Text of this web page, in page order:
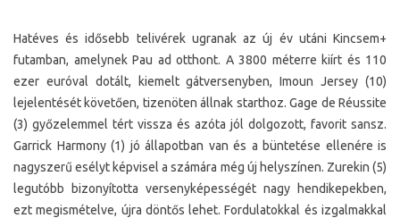
Hatéves és idősebb telivérek ugranak az új év utáni Kincsem+
futamban, amelynek Pau ad otthont. A 3800 méterre kiírt és 110
ezer euróval dotált, kiemelt gátversenyben, Imoun Jersey (10)
lejelentését követően, tizenöten állnak starthoz. Gage de Réussite
(3) győzelemmel tért vissza és azóta jól dolgozott, favorit sansz.
Garrick Harmony (1) jó állapotban van és a büntetése ellenére is
nagyszerű esélyt képvisel a számára még új helyszínen. Zurekin (5)
legutóbb bizonyította versenyképességét nagy hendikepekben,
ezt megismételve, újra döntős lehet. Fordulatokkal és izgalmakkal